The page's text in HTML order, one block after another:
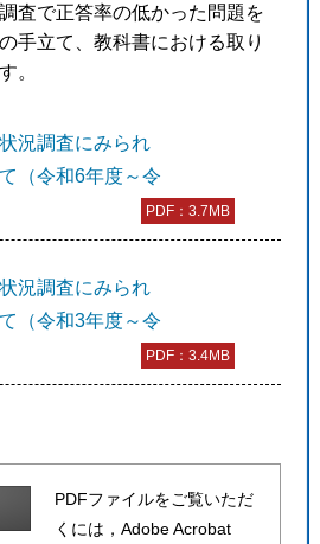
査で正答率の低かった問題を
手立て、教科書における取り
。
況調査にみられ
（令和6年度～令
PDF：3.7MB
況調査にみられ
（令和3年度～令
PDF：3.4MB
PDFファイルをご覧いただ
くには，Adobe Acrobat